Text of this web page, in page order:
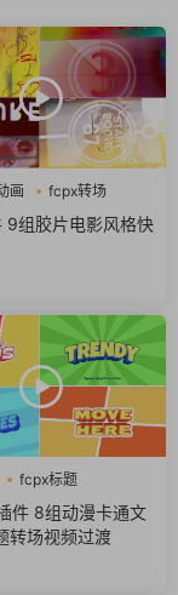
画
fcpx转场
9组胶片电影风格快
fcpx标题
件 8组动漫卡通文
转场视频过渡